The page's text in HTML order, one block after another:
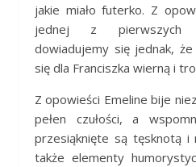
jakie miało futerko. Z
jednej z pierwszych
dowiadujemy się jednak,
się dla Franciszka wierną i
Z opowieści Emeline bije
pełen czułości, a
przesiąknięte są tęsknotą i
także elementy